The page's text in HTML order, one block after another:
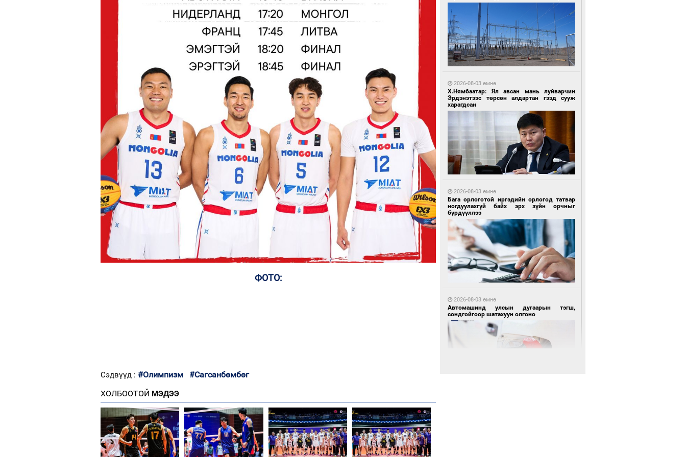
ФОТО:
Сэдвүүд : #Олимпизм
#Сагсанбөмбөг
ХОЛБООТОЙ МЭДЭЭ
байна
14 цагийн өмнө өмнө
1 өдрийн өмнө өмнө
Ноцтой зөрчил гаргасан автобусны
2026-08-03 өмнө
Х.Нямбаатар: Ял авсан мань луйварчин
Эрдэнэтээс төрсөн алдартан гээд сууж
харагдсан
2026-08-03 өмнө
Бага орлоготой иргэдийн орлогод татвар
ногдуулахгүй байх эрх зүйн орчныг
бүрдүүллээ
2026-08-03 өмнө
Автомашинд улсын дугаарын тэгш,
сондгойгоор шатахуун олгоно